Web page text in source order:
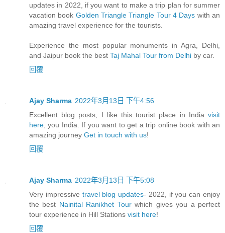
updates in 2022, if you want to make a trip plan for summer
vacation book Golden Triangle Triangle Tour 4 Days with an
amazing travel experience for the tourists.
Experience the most popular monuments in Agra, Delhi,
and Jaipur book the best Taj Mahal Tour from Delhi by car.
回覆
Ajay Sharma 2022年3月13日 下午4:56
Excellent blog posts, I like this tourist place in India visit
here , you India. If you want to get a trip online book with an
amazing journey Get in touch with us!
回覆
Ajay Sharma 2022年3月13日 下午5:08
Very impressive travel blog updates- 2022, if you can enjoy
the best Nainital Ranikhet Tourwhich gives you a perfect
tour experience in Hill Stations visit here!
回覆